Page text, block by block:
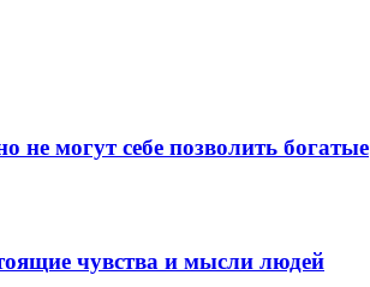
не могут себе позволить богатые
чувства и мысли людей